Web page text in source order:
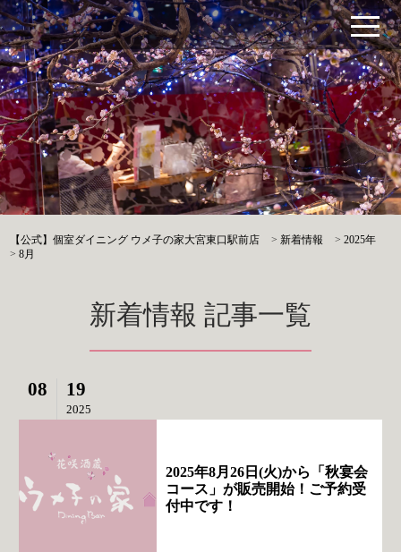
【公式】個室ダイニング ウメ子の家大宮東口駅前店 >新着情報 >2025年
>8月
新着情報 記事一覧
08 19
2025
2025年8月26日(火)から「秋宴会
コース」が販売開始！ご予約受
付中です！